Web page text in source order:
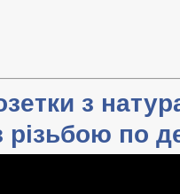
з
по